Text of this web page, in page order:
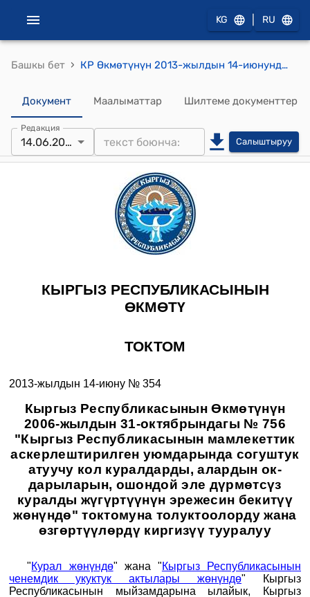
KG RU
Башкы бет › КР Өкмөтүнүн 2013-жылдын 14-июнундагы № 354 "Кыргыз Республикасынын Өкмөтүнүн 2006-жылдын 31-октябрындагы № 756 "Кыргыз Республикасынын мамлекеттик аскерлештирилген уюмдарында согуштук атуучу кол куралдарды, алардын ок-дарыларын, ошондой эле дүрмөтсүз куралды жүгүртүүнүн эрежесин бекитүү жөнүндө" токтомуна толуктоолорду жана өзгөртүүлөрдү киргизүү тууралуу" токтому
Документ Маалыматтар Шилтеме документтер
Редакция
14.06.2013 Салыштыруу